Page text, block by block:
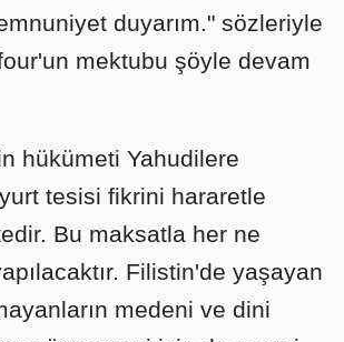
duyarım." sözleriyle
mektubu şöyle devam
hükümeti Yahudilere
tesisi fikrini hararetle
Bu maksatla her ne
Filistin'de yaşayan
medeni ve dini